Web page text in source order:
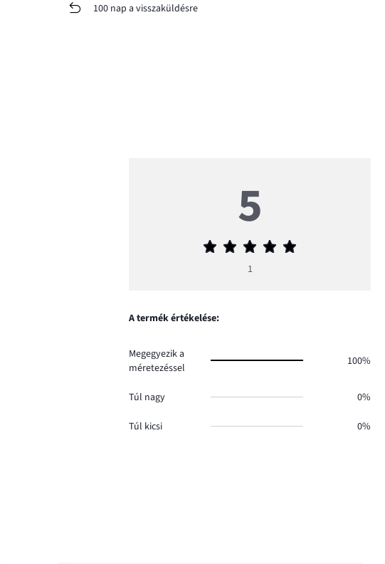
100 nap a visszaküldésre
5
Átlagos
5
1
A termék értékelése:
Megegyezik a
méretezéssel
100%
Túl nagy 0%
Túl kicsi 0%